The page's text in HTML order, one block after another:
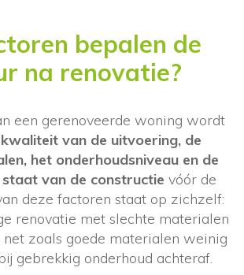
bepalen de
na renovatie?
een gerenoveerde woning wordt
kwaliteit van de uitvoering, de
het onderhoudsniveau en de
van de constructie vóór de
deze factoren staat op zichzelf:
renovatie met slechte materialen
zoals goede materialen weinig
gebrekkig onderhoud achteraf.